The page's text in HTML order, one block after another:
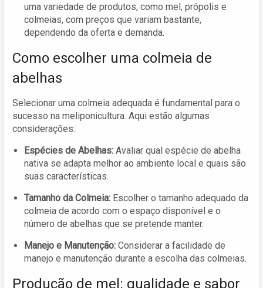
uma variedade de produtos, como mel, própolis e
colmeias, com preços que variam bastante,
dependendo da oferta e demanda.
Como escolher uma colmeia de
abelhas
Selecionar uma colmeia adequada é fundamental para o
sucesso na meliponicultura. Aqui estão algumas
considerações:
Espécies de Abelhas: Avaliar qual espécie de abelha
nativa se adapta melhor ao ambiente local e quais são
suas características.
Tamanho da Colmeia: Escolher o tamanho adequado da
colmeia de acordo com o espaço disponível e o
número de abelhas que se pretende manter.
Manejo e Manutenção: Considerar a facilidade de
manejo e manutenção durante a escolha das colmeias.
Produção de mel: qualidade e sabor